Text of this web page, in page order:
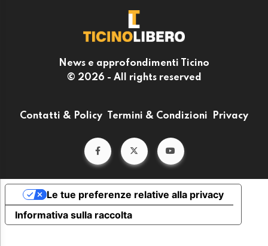
News e approfondimenti Ticino
© 2026 - All rights reserved
Contatti & Policy Termini & Condizioni Privacy
Informativa sulla raccolta
Le tue preferenze relative alla privacy